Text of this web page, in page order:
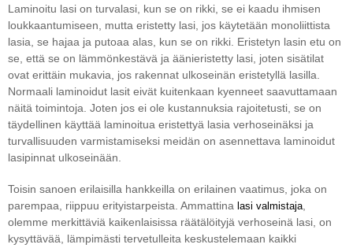
Laminoitu lasi on turvalasi, kun se on rikki, se ei kaadu ihmisen
loukkaantumiseen, mutta eristetty lasi, jos käytetään monoliittista
lasia, se hajaa ja putoaa alas, kun se on rikki. Eristetyn lasin etu on
se, että se on lämmönkestävä ja äänieristetty lasi, joten sisätilat
ovat erittäin mukavia, jos rakennat ulkoseinän eristetyllä lasilla.
Normaali laminoidut lasit eivät kuitenkaan kyenneet saavuttamaan
näitä toimintoja. Joten jos ei ole kustannuksia rajoitetusti, se on
täydellinen käyttää laminoitua eristettyä lasia verhoseinäksi ja
turvallisuuden varmistamiseksi meidän on asennettava laminoidut
lasipinnat ulkoseinään.
Toisin sanoen erilaisilla hankkeilla on erilainen vaatimus, joka on
parempaa, riippuu erityistarpeista. Ammattina lasi valmistaja
olemme merkittäviä kaikenlaisissa räätälöityjä verhoseinä lasi, on
kysyttävää, lämpimästi tervetulleita keskustelemaan kaikki